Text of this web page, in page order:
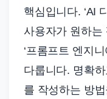
핵심입니다. ‘AI
사용자가 원하는
‘프롬프트 엔지
다룹니다. 명확
를 작성하는 방